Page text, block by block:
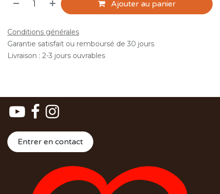
Ajouter au panier
Conditions générales
Garantie satisfait ou remboursé de 30 jours
Livraison : 2-3 jours ouvrables
Entrer en contact